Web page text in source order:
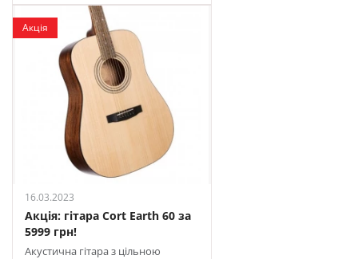
цінами
Акція
16.03.2023
Акція: гітара Cort Earth 60 за
5999 грн!
Акустична гітара з цільною